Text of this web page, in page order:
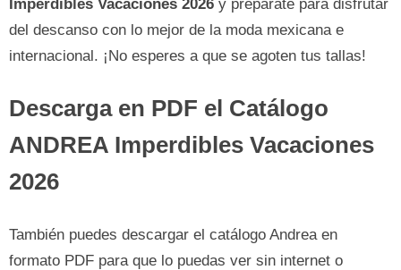
Imperdibles Vacaciones 2026 y prepárate para disfrutar
del descanso con lo mejor de la moda mexicana e
internacional. ¡No esperes a que se agoten tus tallas!
Descarga en PDF el Catálogo
ANDREA Imperdibles Vacaciones
2026
También puedes descargar el catálogo Andrea en
formato PDF para que lo puedas ver sin internet o